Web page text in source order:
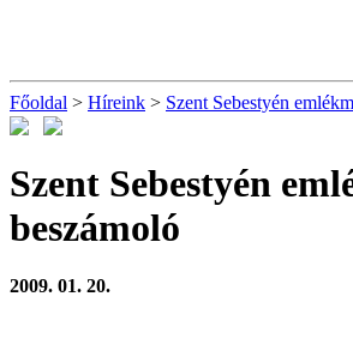
Főoldal > Híreink > Szent Sebestyén
Szent Sebestyén
beszámoló
2009. 01. 20.